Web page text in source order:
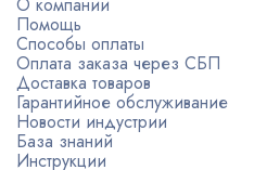
О компании
Помощь
Способы оплаты
Оплата заказа через СБП
Доставка товаров
Гарантийное обслуживание
Новости индустрии
База знаний
Инструкции